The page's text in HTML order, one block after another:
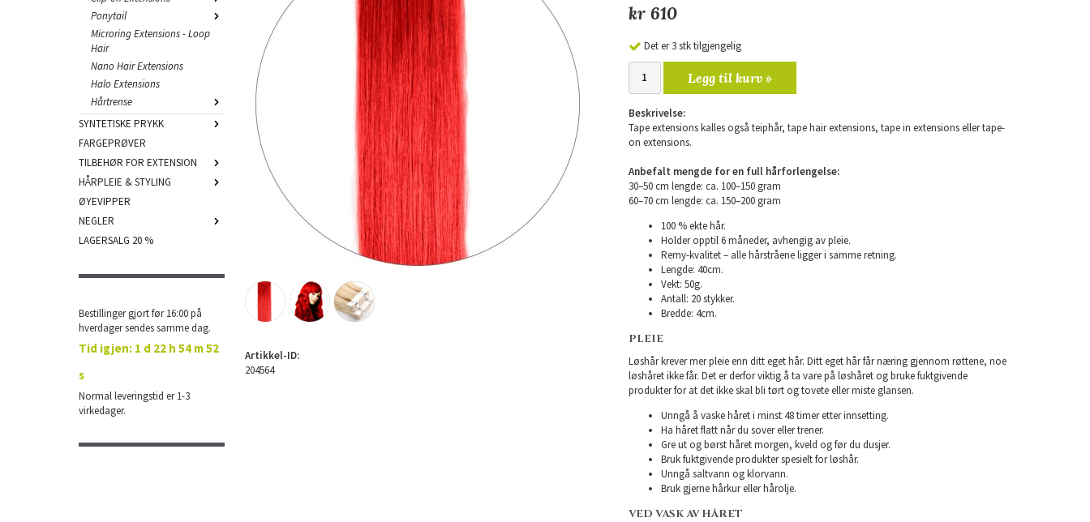
Ponytail
Microring Extensions - Loop
Hair
Nano Hair Extensions
Halo Extensions
Hårtrense
SYNTETISKE PRYKK
FARGEPRØVER
TILBEHØR FOR EXTENSION
HÅRPLEIE & STYLING
ØYEVIPPER
NEGLER
LAGERSALG 20 %
Bestillinger gjort før 16:00 på
hverdager sendes samme dag.
Tid igjen: 1 d 22 h 54 m 52
s
Normal leveringstid er 1-3
virkedager.
kr 610
Det er 3 stk tilgjengelig
Legg til kurv »
Beskrivelse:
Tape extensions kalles også teiphår, tape hair extensions, tape in extensions eller tape-
on extensions.
Anbefalt mengde for en full hårforlengelse:
30–50 cm lengde: ca. 100–150 gram
60–70 cm lengde: ca. 150–200 gram
100 % ekte hår.
Holder opptil 6 måneder, avhengig av pleie.
Remy-kvalitet – alle hårstråene ligger i samme retning.
Lengde: 40cm.
Vekt: 50g.
Antall: 20 stykker.
Bredde: 4cm.
PLEIE
Løshår krever mer pleie enn ditt eget hår. Ditt eget hår får næring gjennom røttene, noe
løshåret ikke får. Det er derfor viktig å ta vare på løshåret og bruke fuktgivende
produkter for at det ikke skal bli tørt og tovete eller miste glansen.
Unngå å vaske håret i minst 48 timer etter innsetting.
Ha håret flatt når du sover eller trener.
Gre ut og børst håret morgen, kveld og før du dusjer.
Bruk fuktgivende produkter spesielt for løshår.
Unngå saltvann og klorvann.
Bruk gjerne hårkur eller hårolje.
VED VASK AV HÅRET
Artikkel-ID:
204564